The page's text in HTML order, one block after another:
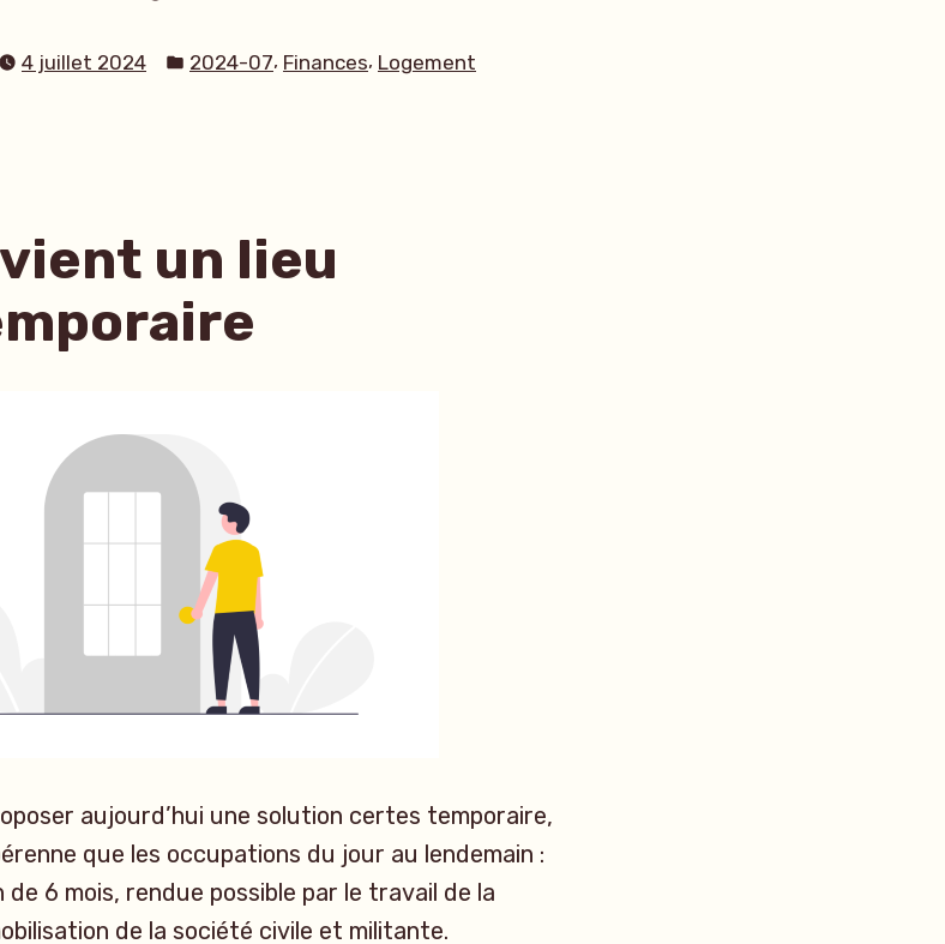
4 juillet 2024
Publié
2024-07, Finances, Logement
un lieu
aujourd’hui une solution certes temporaire,
que les occupations du jour au lendemain :
6 mois, rendue possible par le travail de la
de la société civile et militante.